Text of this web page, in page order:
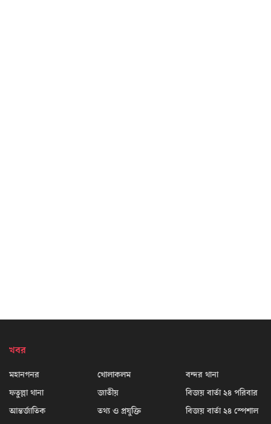
খবর
মহানগনর
ফতুল্লা থানা
আন্তর্জাতিক
খোলাকলম
জাতীয়
তথ্য ও প্রযুক্তি
বন্দর থানা
বিজয় বার্তা ২৪ পরিবার
বিজয় বার্তা ২৪ স্পেশাল